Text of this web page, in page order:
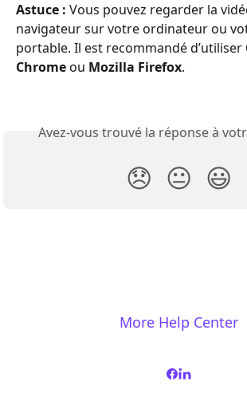
Astuce : Vous pouvez regarder la
navigateur sur votre ordinateur ou
portable. Il est recommandé d’utiliser
Chrome ou Mozilla Firefox.
Avez-vous trouvé la réponse à
😞 😐 😃
More Help Center